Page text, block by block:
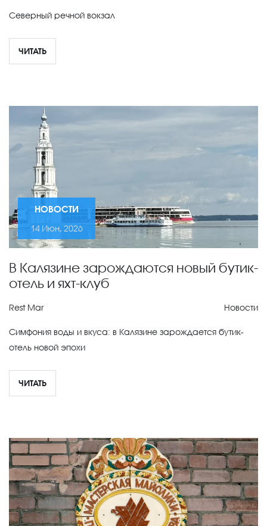
Северный речной вокзал
ЧИТАТЬ
НОВОСТИ
14 Июн, 2026
В Калязине зарождаются новый бутик-
отель и яхт-клуб
Rest Mar Новости
Симфония воды и вкуса: в Калязине зарождается бутик-
отель новой эпохи
ЧИТАТЬ